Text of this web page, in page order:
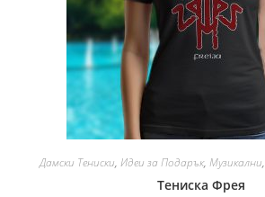
Дамски Тениски, Идеи за Подарък, Музикални,
Тениска Фрея